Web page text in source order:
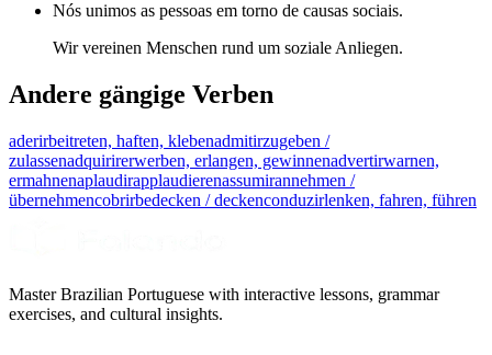
Nós unimos as pessoas em torno de causas sociais.
Wir vereinen Menschen rund um soziale Anliegen.
Andere gängige Verben
aderirbeitreten, haften, klebenadmitirzugeben /
zulassenadquirirerwerben, erlangen, gewinnenadvertirwarnen,
ermahnenaplaudirapplaudierenassumirannehmen /
übernehmencobrirbedecken / deckenconduzirlenken, fahren, führen
Master Brazilian Portuguese with interactive lessons, grammar
exercises, and cultural insights.